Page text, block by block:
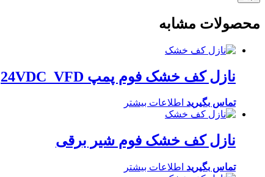
محصولات مشابه
نازل کف خشک فوم پمپ 24VDC_VFD
تماس بگیرید اطلاعات بیشتر
نازل کف خشک فوم شیر برقی
تماس بگیرید اطلاعات بیشتر